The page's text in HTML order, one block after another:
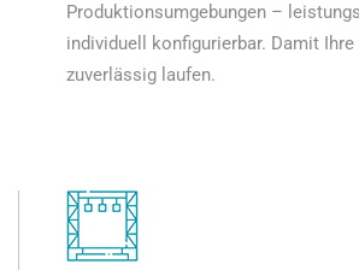
Produktionsumgebungen –
individuell konfigurierbar. Damit
zuverlässig laufen.